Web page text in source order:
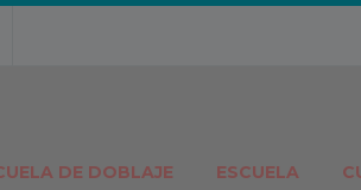
DE DOBLAJE ESCUELA